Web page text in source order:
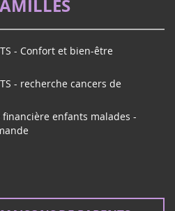
- Confort et bien-être
- recherche cancers de
financière enfants malades -